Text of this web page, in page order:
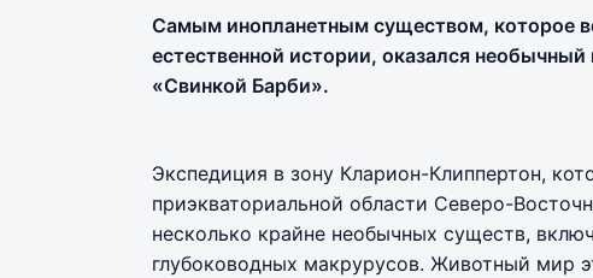
Самым инопланетным существом, которое
естественной истории, оказался
«Свинкой Барби».
Экспедиция в зону Кларион-Клиппертон,
приэкваториальной области Северо-
несколько крайне необычных существ,
глубоководных макрурусов. Животный мир